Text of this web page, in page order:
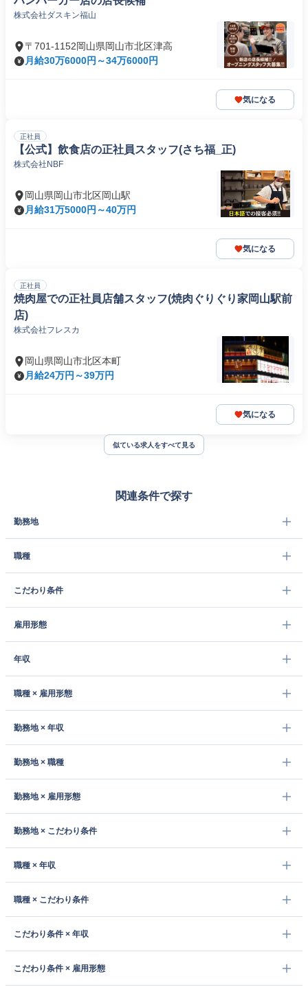
株式会社ダスキン福山
〒701-1152岡山県岡山市北区津高
月給30万6000円～34万6000円
気になる
正社員
【公式】飲食店の正社員スタッフ(さち福_正)
株式会社NBF
岡山県岡山市北区岡山駅
月給31万5000円～40万円
気になる
正社員
焼肉屋での正社員店舗スタッフ(焼肉ぐりぐり家岡山駅前
店)
株式会社フレスカ
岡山県岡山市北区本町
月給24万円～39万円
気になる
似ている求人をすべて見る
関連条件で探す
勤務地
職種
こだわり条件
雇用形態
年収
職種 × 雇用形態
勤務地 × 年収
勤務地 × 職種
勤務地 × 雇用形態
勤務地 × こだわり条件
職種 × 年収
職種 × こだわり条件
こだわり条件 × 年収
こだわり条件 × 雇用形態